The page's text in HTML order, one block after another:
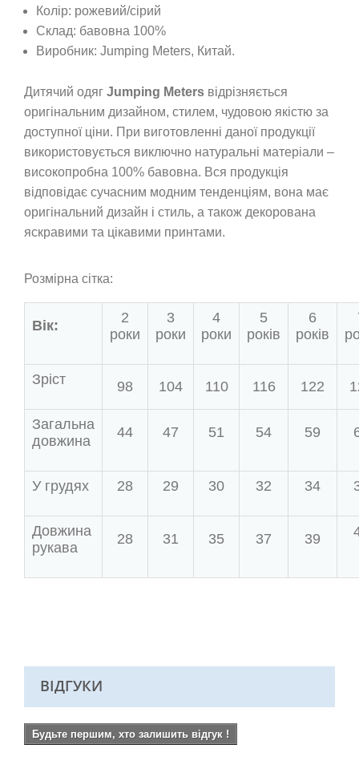
Колір: рожевий/сірий
Склад: бавовна 100%
Виробник: Jumping Meters, Китай.
Дитячий одяг Jumping Meters відрізняється
оригінальним дизайном, стилем, чудовою якістю за
доступної ціни. При виготовленні даної продукції
використовується виключно натуральні матеріали –
високопробна 100% бавовна. Вся продукція
відповідає сучасним модним тенденціям, вона має
оригінальний дизайн і стиль, а також декорована
яскравими та цікавими принтами.
Розмірна сітка:
Вік:
2
роки
3
роки
4
роки
5
років
6
років
Зріст 98 104 110 116 122
Загальна
довжина
44 47 51 54 59
У грудях 28 29 30 32 34
Довжина
рукава
28 31 35 37 39
ВІДГУКИ
Будьте першим, хто залишить відгук !